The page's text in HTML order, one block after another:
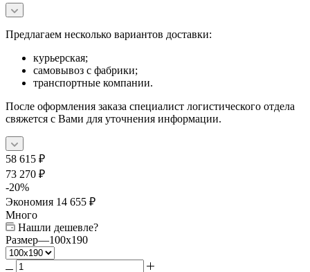
Предлагаем несколько вариантов доставки:
курьерская;
самовывоз с фабрики;
транспортные компании.
После оформления заказа специалист логистического отдела
свяжется с Вами для уточнения информации.
58 615 ₽
73 270 ₽
-20%
Экономия 14 655 ₽
Много
Нашли дешевле?
Размер—100x190